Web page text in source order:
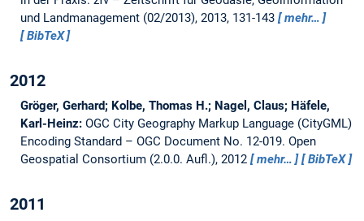
und Landmanagement (02/2013), 2013, 131-143
mehr…
BibTeX
2012
Gröger, Gerhard; Kolbe, Thomas H.; Nagel, Claus; Häfele,
Karl-Heinz: OGC City Geography Markup Language (CityGML)
Encoding Standard – OGC Document No. 12-019. Open
Geospatial Consortium (2.0.0. Aufl.), 2012
mehr… BibTeX
2011